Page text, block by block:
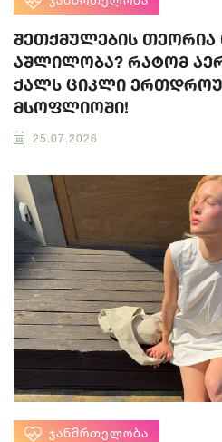
შეთქმულების თეორია
აშლილობა? რატომ
ქალს ციკლი
მსოფლიოში!
25.07.2026
ᲯᲐᲜᲛᲠᲗᲔᲚᲝᲑᲐ